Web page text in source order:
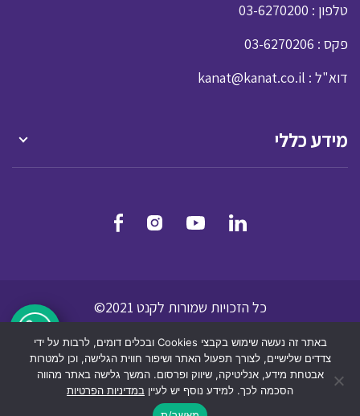
03-6270200
: טלפון
03-6270206 : פקס
kanat@kanat.co.il : דוא"ל
מידע כללי
כל הזכויות שמורות לקנט 2021©
מדיניות הפרטיות
תנאי שמוש לאתר אינטרנט
הצהרת נגישות
dooble
באתר זה נעשה שימוש בקבצי Cookies ובכלים דומים, לרבות על ידי
צדדים שלישיים, לצורך תפעול האתר ושיפור חווית הגלישה, וכן למטרות
אבטחת מידע, אנליטיקה, שיווק ופרסום. המשך גלישה באתר מהווה
הסכמה לכך. למידע נוסף יש לעיין במדיניות הפרטיות